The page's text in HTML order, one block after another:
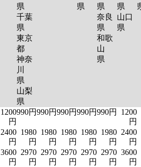
県
千葉
県
東京
都
神奈
川
県
山梨
県
県
県
奈良
県
和歌
山
県
県
山口
県
1200
円
990円990円990円990円990円
1200
円
2400
円
1980
円
1980
円
1980
円
1980
円
1980
円
2400
円
3600
円
2970
円
2970
円
2970
円
2970
円
2970
円
3600
円